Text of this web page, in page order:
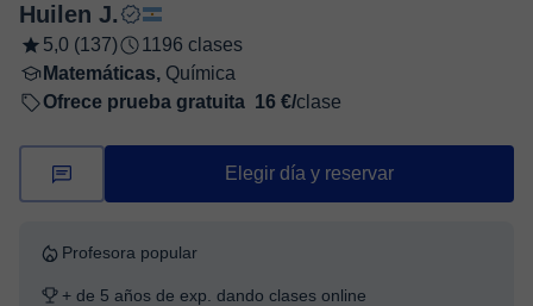
Huilen J.
5,0 (137)
1196 clases
Matemáticas, Química
Ofrece prueba gratuita 16 €/clase
Elegir día y reservar
Profesora popular
+ de 5 años de exp. dando clases online